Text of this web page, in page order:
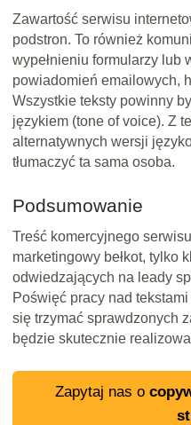
Zawartość serwisu
podstron. To również
wypełnieniu formularzy lub
powiadomień emailowych,
Wszystkie teksty powinny
językiem (tone of voice). Z
alternatywnych wersji
tłumaczyć ta sama osoba.
Podsumowanie
Treść komercyjnego
marketingowy bełkot, tylko
odwiedzających na leady
Poświęć pracy nad
się trzymać sprawdzonych
będzie skutecznie
Zapytaj nas o